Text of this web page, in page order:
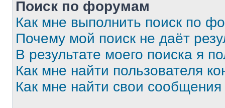
Поиск по форумам
Как мне выполнить поиск по
Почему мой поиск не даёт
В результате моего поиска я
Как мне найти пользователя
Как мне найти свои